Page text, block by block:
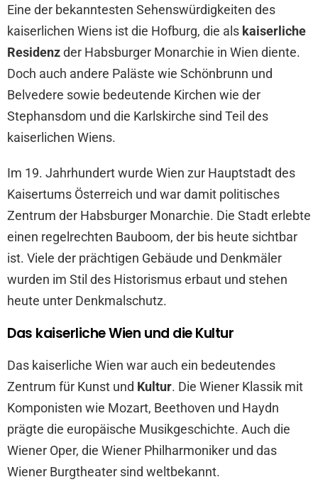
Eine der bekanntesten Sehenswürdigkeiten des
kaiserlichen Wiens ist die Hofburg, die als kaiserliche
Residenzder Habsburger Monarchie in Wien diente.
Doch auch andere Paläste wie Schönbrunn und
Belvedere sowie bedeutende Kirchen wie der
Stephansdom und die Karlskirche sind Teil des
kaiserlichen Wiens.
Im 19. Jahrhundert wurde Wien zur Hauptstadt des
Kaisertums Österreich und war damit politisches
Zentrum der Habsburger Monarchie. Die Stadt erlebte
einen regelrechten Bauboom, der bis heute sichtbar
ist. Viele der prächtigen Gebäude und Denkmäler
wurden im Stil des Historismus erbaut und stehen
heute unter Denkmalschutz.
Das kaiserliche Wien und die Kultur
Das kaiserliche Wien war auch ein bedeutendes
Zentrum für Kunst und Kultur. Die Wiener Klassik mit
Komponisten wie Mozart, Beethoven und Haydn
prägte die europäische Musikgeschichte. Auch die
Wiener Oper, die Wiener Philharmoniker und das
Wiener Burgtheater sind weltbekannt.